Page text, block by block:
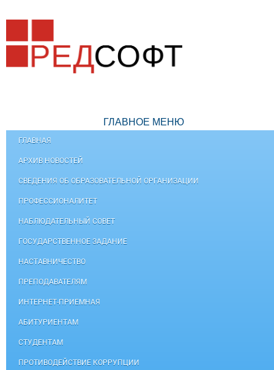
ГЛАВНОЕ МЕНЮ
ГЛАВНАЯ
АРХИВ НОВОСТЕЙ
СВЕДЕНИЯ ОБ ОБРАЗОВАТЕЛЬНОЙ ОРГАНИЗАЦИИ
ПРОФЕССИОНАЛИТЕТ
НАБЛЮДАТЕЛЬНЫЙ СОВЕТ
ГОСУДАРСТВЕННОЕ ЗАДАНИЕ
НАСТАВНИЧЕСТВО
ПРЕПОДАВАТЕЛЯМ
ИНТЕРНЕТ-ПРИЕМНАЯ
АБИТУРИЕНТАМ
СТУДЕНТАМ
ПРОТИВОДЕЙСТВИЕ КОРРУПЦИИ